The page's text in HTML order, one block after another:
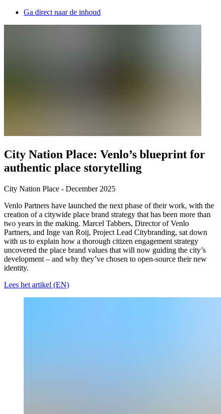
Ga direct naar de inhoud
City Nation Place: Venlo’s blueprint for
authentic place storytelling
City Nation Place - December 2025
Venlo Partners have launched the next phase of their work, with the
creation of a citywide place brand strategy that has been more than
two years in the making. Marcel Tabbers, Director of Venlo
Partners, and Inge van Roij, Project Lead Citybranding, sat down
with us to explain how a thorough citizen engagement strategy
uncovered the place brand values that will now guiding the city’s
development – and why they’ve chosen to open-source their new
identity.
Lees het artikel (EN)